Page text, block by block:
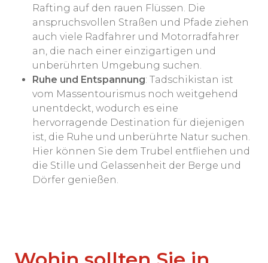
Rafting auf den rauen Flüssen. Die
anspruchsvollen Straßen und Pfade ziehen
auch viele Radfahrer und Motorradfahrer
an, die nach einer einzigartigen und
unberührten Umgebung suchen.
Ruhe und Entspannung: Tadschikistan ist
vom Massentourismus noch weitgehend
unentdeckt, wodurch es eine
hervorragende Destination für diejenigen
ist, die Ruhe und unberührte Natur suchen.
Hier können Sie dem Trubel entfliehen und
die Stille und Gelassenheit der Berge und
Dörfer genießen.